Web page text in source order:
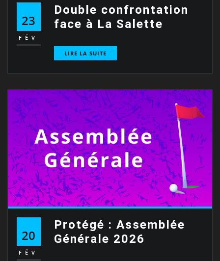
23
FÉV
Double confrontation
face à La Salette
LIRE LA SUITE
20
FÉV
Protégé : Assemblée
Générale 2026